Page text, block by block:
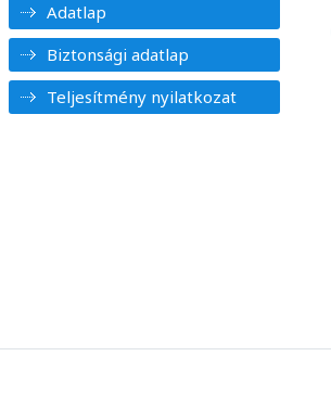
Adatlap
Biztonsági adatlap
Teljesítmény nyilatkozat